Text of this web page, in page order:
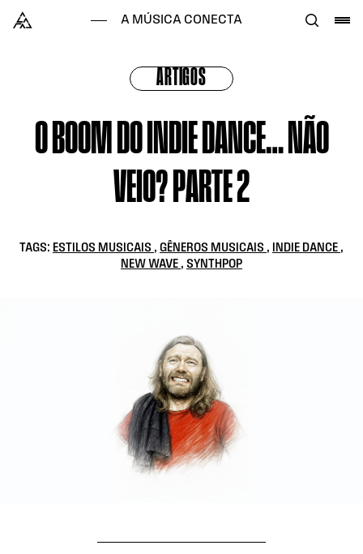
Alataj
A MÚSICA CONECTA
ARTIGOS
O BOOM DO INDIE DANCE… NÃO
VEIO? PARTE 2
TAGS: ESTILOS MUSICAIS , GÊNEROS MUSICAIS , INDIE DANCE ,
NEW WAVE , SYNTHPOP